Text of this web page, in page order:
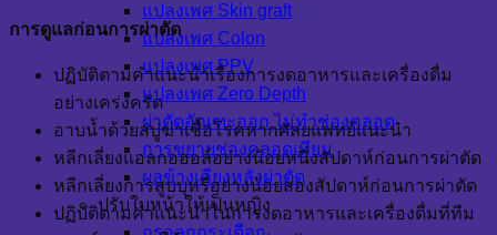
แปลงเพศ Skin graft
แปลงเพศ Colon
แปลงเพศ PPV
แปลงเพศ Zero Depth
ผ่าตัดอัณฑะออก ไม่ทำช่องคลอด
การขยายช่องคลอดเทียม
ผลข้างเคียงหลังผ่าตัด
ปรับใบหน้าให้เป็นหญิง
การดูแลก่อนการผ่าตัด
ปฏิบัติตามคำแนะนำเรื่องการงดอาหารและเครื่องดื่ม
อย่างเคร่งครัด
อาบน้ำด้วยสบู่ฆ่าเชื้อโรคหากศัลยแพทย์แนะนำ
หลีกเลี่ยงแอลกอฮอล์อย่างน้อยหนึ่งสัปดาห์ก่อนการผ่าตัด
หลีกเลี่ยงการสูบบุหรี่อย่างน้อยสองสัปดาห์ก่อนการผ่าตัด
ปฏิบัติตามคำแนะนำในการงดอาหารและเครื่องดื่มที่ทีม